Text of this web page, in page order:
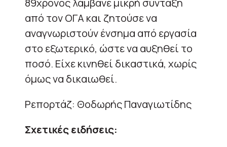
από τον ΟΓΑ και ζητούσε να
αναγνωριστούν ένσημα από εργασία
στο εξωτερικό, ώστε να αυξηθεί το
ποσό. Είχε κινηθεί δικαστικά, χωρίς
όμως να δικαιωθεί.
Ρεπορτάζ: Θοδωρής Παναγιωτίδης
Σχετικές ειδήσεις: